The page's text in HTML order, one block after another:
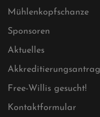
Sitemap
Sitemap XML
Cookies
Ski-Club
Mühlenkopfschanze
Sponsoren